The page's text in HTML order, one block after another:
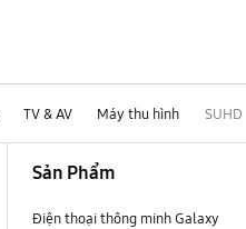
TV & AV Máy thu hình SUHD
Sản Phẩm
Điện thoại thông minh Galaxy